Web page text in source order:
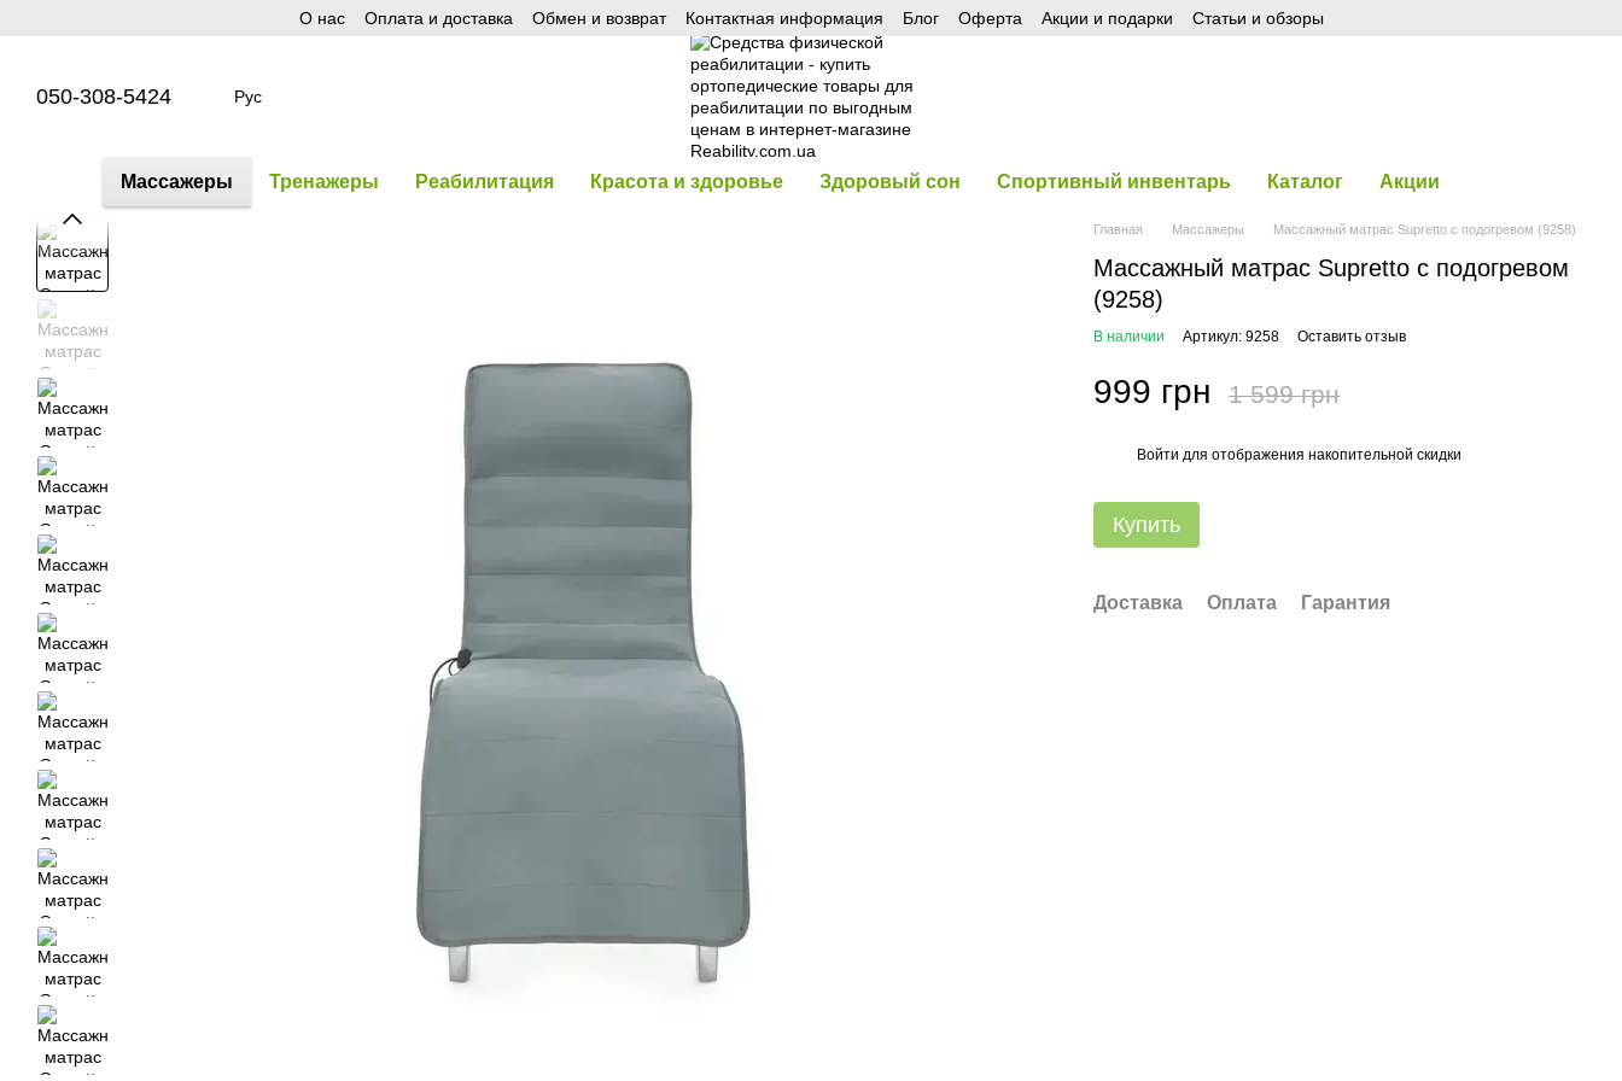
О нас Оплата и доставка Обмен и возврат Контактная информация Блог Оферта Акции и подарки Статьи и обзоры
050-308-5424 Рус
Массажеры Тренажеры Реабилитация Красота и здоровье Здоровый сон Спортивный инвентарь Каталог Акции
Главная Массажеры Массажный матрас Supretto с подогревом (9258)
Массажный матрас Supretto с подогревом
(9258)
В наличии Артикул: 9258 Оставить отзыв
999 грн 1 599 грн
Войти для отображения накопительной скидки
Купить
Доставка Оплата Гарантия